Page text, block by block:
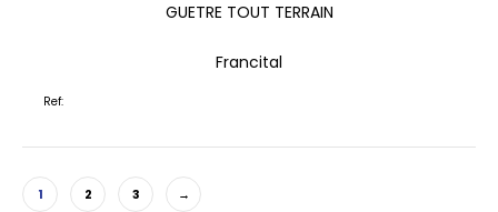
GUETRE TOUT TERRAIN
Francital
Ref:
1 2 3 →